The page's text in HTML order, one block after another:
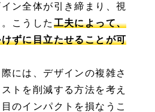
ン全体が引き締まり、視
こうした 工夫によって、
ずに目立たせることが可
には、デザインの複雑さ
トを削減する方法を考え
のインパクトを損なうこ